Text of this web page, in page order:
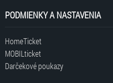
PODMIENKY A NASTAVENIA
HomeTicket
MOBILticket
Darčekové poukazy